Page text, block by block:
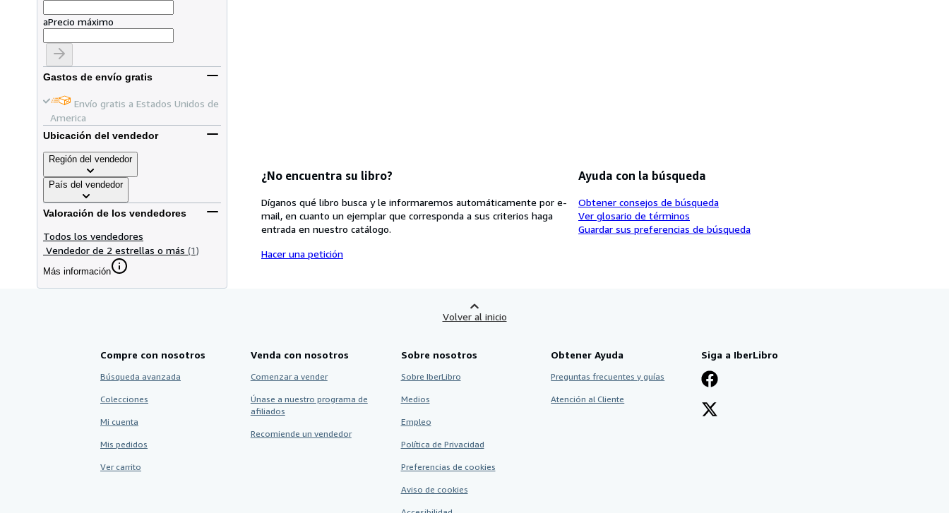
aPrecio máximo
Gastos de envío gratis
Envío gratis a Estados Unidos de
America
Ubicación del vendedor
Región del vendedor
País del vendedor
Valoración de los vendedores
Todos los vendedores
Vendedor de 2 estrellas o más (1)
Más información
¿No encuentra su libro?
Díganos qué libro busca y le informaremos automáticamente por e-
mail, en cuanto un ejemplar que corresponda a sus criterios haga
entrada en nuestro catálogo.
Hacer una petición
Ayuda con la búsqueda
Obtener consejos de búsqueda
Ver glosario de términos
Guardar sus preferencias de búsqueda
Volver al inicio
Compre con nosotros
Búsqueda avanzada
Colecciones
Mi cuenta
Mis pedidos
Ver carrito
Venda con nosotros
Comenzar a vender
Únase a nuestro programa de
afiliados
Recomiende un vendedor
Sobre nosotros
Sobre IberLibro
Medios
Empleo
Política de Privacidad
Preferencias de cookies
Aviso de cookies
Obtener Ayuda
Preguntas frecuentes y guías
Atención al Cliente
Siga a IberLibro